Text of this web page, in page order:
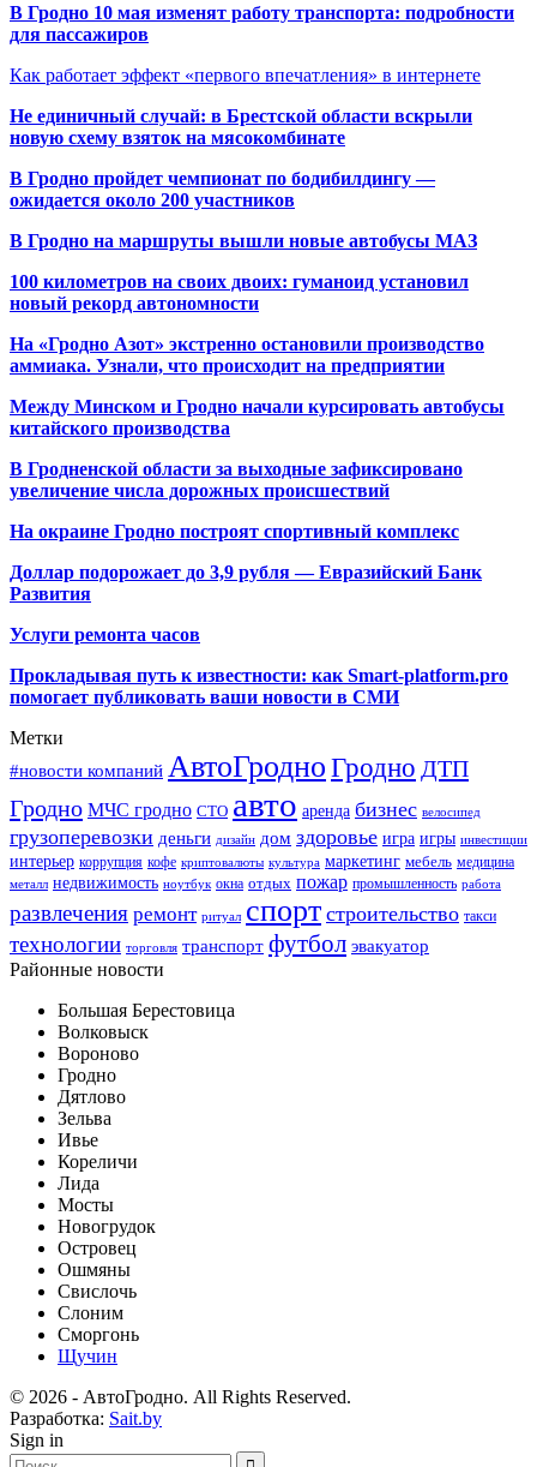
В Гродно 10 мая изменят работу транспорта: подробности
для пассажиров
Как работает эффект «первого впечатления» в интернете
Не единичный случай: в Брестской области вскрыли
новую схему взяток на мясокомбинате
В Гродно пройдет чемпионат по бодибилдингу —
ожидается около 200 участников
В Гродно на маршруты вышли новые автобусы МАЗ
100 километров на своих двоих: гуманоид установил
новый рекорд автономности
На «Гродно Азот» экстренно остановили производство
аммиака. Узнали, что происходит на предприятии
Между Минском и Гродно начали курсировать автобусы
китайского производства
В Гродненской области за выходные зафиксировано
увеличение числа дорожных происшествий
На окраине Гродно построят спортивный комплекс
Доллар подорожает до 3,9 рубля — Евразийский Банк
Развития
Услуги ремонта часов
Прокладывая путь к известности: как Smart-platform.pro
помогает публиковать ваши новости в СМИ
Метки
#новости компаний АвтоГродноГродно ДТП
Гродно МЧС гродно СТО авто аренда бизнес велосипед
грузоперевозки деньги дизайн дом здоровье игра игры инвестиции
интерьер коррупция кофе криптовалюты культура маркетинг мебель медицина
металл недвижимость ноутбук окна отдых пожар промышленность работа
развлечения ремонт ритуал спорт строительство такси
технологии торговля транспорт футбол эвакуатор
Районные новости
Большая Берестовица
Волковыск
Вороново
Гродно
Дятлово
Зельва
Ивье
Кореличи
Лида
Мосты
Новогрудок
Островец
Ошмяны
Свислочь
Слоним
Сморгонь
Щучин
© 2026 - АвтоГродно. All Rights Reserved.
Разработка: Sait.by
Sign in